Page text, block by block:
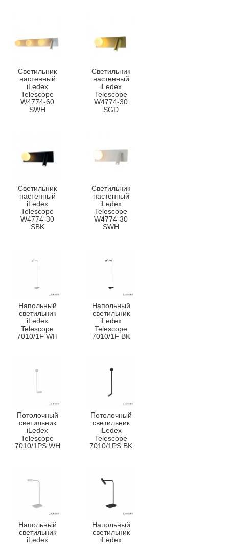
Светильник
настенный
iLedex
Telescope
W4774-60
SWH
Светильник
настенный
iLedex
Telescope
W4774-30
SGD
Светильник
настенный
iLedex
Telescope
W4774-30
SBK
Светильник
настенный
iLedex
Telescope
W4774-30
SWH
Напольный
светильник
iLedex
Telescope
7010/1F WH
Напольный
светильник
iLedex
Telescope
7010/1F BK
Потолочный
светильник
iLedex
Telescope
7010/1PS WH
Потолочный
светильник
iLedex
Telescope
7010/1PS BK
Напольный
светильник
iLedex
Напольный
светильник
iLedex